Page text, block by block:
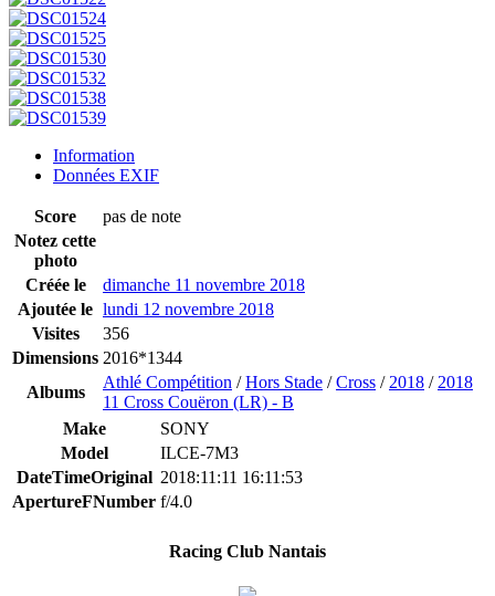
Information
Données EXIF
Score
pas de note
Notez cette
photo
Créée le
dimanche 11 novembre 2018
Ajoutée le lundi 12 novembre 2018
Visites
356
Dimensions 2016*1344
Albums
Athlé Compétition /Hors Stade /Cross / 2018 / 2018
11 Cross Couëron (LR) - B
Make
SONY
Model
ILCE-7M3
DateTimeOriginal 2018:11:11 16:11:53
ApertureFNumber f/4.0
Racing Club Nantais